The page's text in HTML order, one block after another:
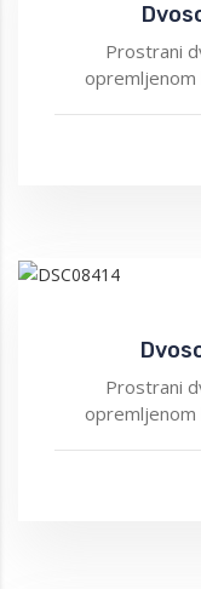
Prostrani
opremljenom
Prostrani
opremljenom